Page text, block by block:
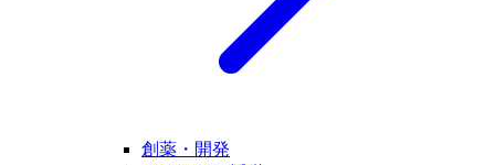
創薬・開発